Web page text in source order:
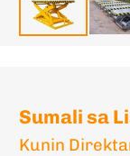
Sumali sa
Kunin